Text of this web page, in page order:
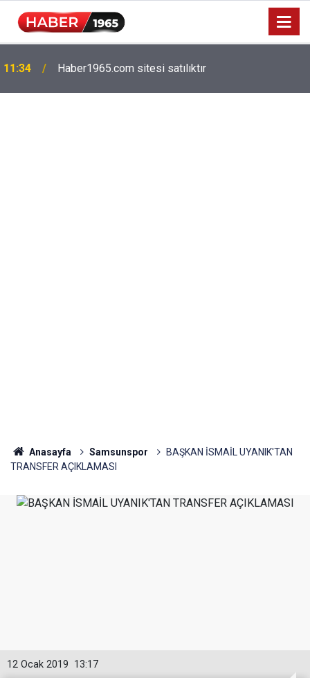
11:34 Haber1965.com sitesi satılıktır
15:52
hesaplarda
Anasayfa Samsunspor
BAŞKAN İSMAİL UYANIK'TAN
TRANSFER AÇIKLAMASI
13:17
12 Ocak 2019